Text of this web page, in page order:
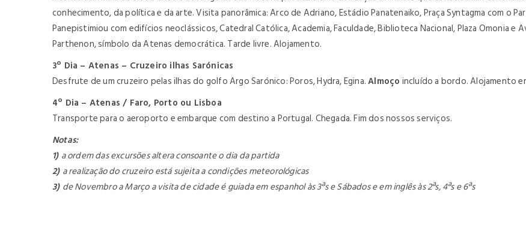
conhecimento, da política e da arte. Visita panorâmica: Arco de Adriano, Estádio Panatenaiko, Praça Syntagma com o
Panepistimiou com edifícios neoclássicos, Catedral Católica, Academia, Faculdade, Biblioteca Nacional, Plaza Omonia
Parthenon, símbolo da Atenas democrática. Tarde livre. Alojamento.
3º Dia – Atenas – Cruzeiro ilhas Sarónicas
Desfrute de um cruzeiro pelas ilhas do golfo Argo Sarónico: Poros, Hydra, Egina.Almoço incluído a bordo. Alojamento
4º Dia – Atenas / Faro, Porto ou Lisboa
Transporte para o aeroporto e embarque com destino a Portugal. Chegada. Fim dos nossos serviços.
Notas:
1) a ordem das excursões altera consoante o dia da partida
2) a realização do cruzeiro está sujeita a condições meteorológicas
3) de Novembro a Março a visita de cidade é guiada em espanhol às 3ªs e Sábados e em inglês às 2ªs, 4ªs e 6ªs